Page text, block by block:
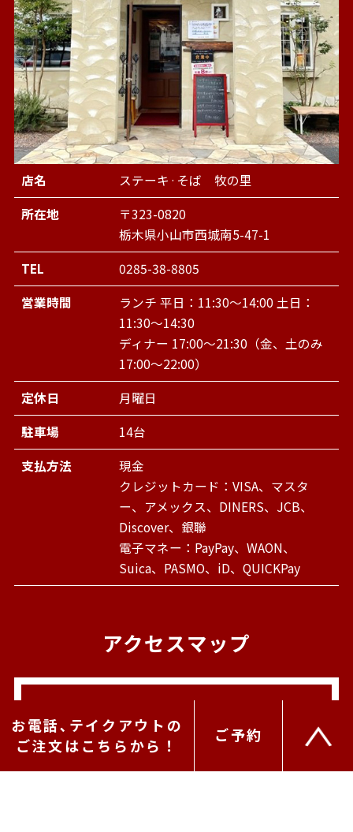
店名
ステーキ·そば 牧の里
所在地
〒323-0820
栃木県小山市西城南5-47-1
TEL
0285-38-8805
営業時間
ランチ 平日：11:30～14:00 土日：
11:30～14:30
ディナー 17:00～21:30（金、土のみ
17:00～22:00）
定休日
月曜日
駐車場
14台
支払方法
現金
クレジットカード：VISA、マスタ
ー、アメックス、DINERS、JCB、
Discover、銀聯
電子マネー：PayPay、WAON、
Suica、PASMO、iD、QUICKPay
アクセスマップ
お電話､テイクアウトの
ご注文はこちらから！
ご予約